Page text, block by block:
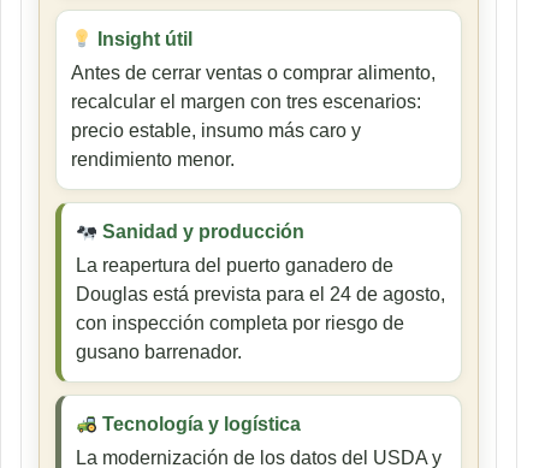
Insight útil
Antes de cerrar ventas o comprar alimento,
recalcular el margen con tres escenarios:
precio estable, insumo más caro y
rendimiento menor.
Sanidad y producción
La reapertura del puerto ganadero de
Douglas está prevista para el 24 de agosto,
con inspección completa por riesgo de
gusano barrenador.
Tecnología y logística
La modernización de los datos del USDA y